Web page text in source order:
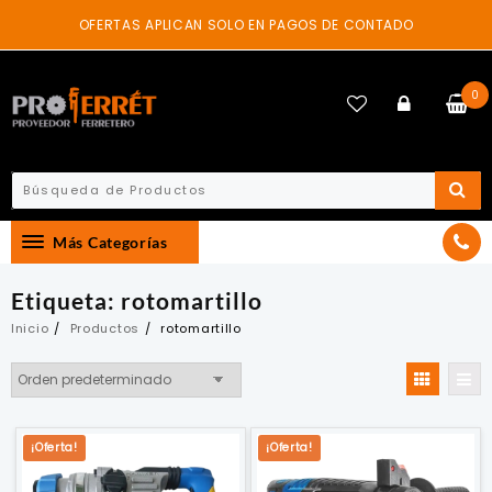
content
OFERTAS APLICAN SOLO EN PAGOS DE CONTADO
0
Más Categorías
Etiqueta: rotomartillo
Inicio Productos rotomartillo
¡Oferta! ¡Oferta!